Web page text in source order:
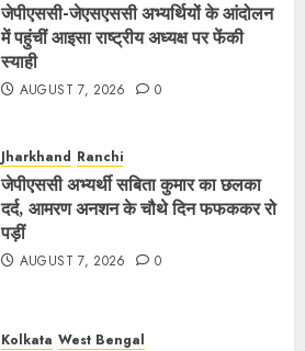
जेपीएससी-जेएसएससी अभ्यर्थियों के आंदोलन
में पहुंचीं आइसा राष्ट्रीय अध्यक्ष पर फेंकी
स्याही
AUGUST 7, 2026 0
Jharkhand Ranchi
जेपीएससी अभ्यर्थी सबिता कुमार का छलका
दर्द, आमरण अनशन के चौथे दिन फफककर रो
पड़ीं
AUGUST 7, 2026 0
Kolkata West Bengal